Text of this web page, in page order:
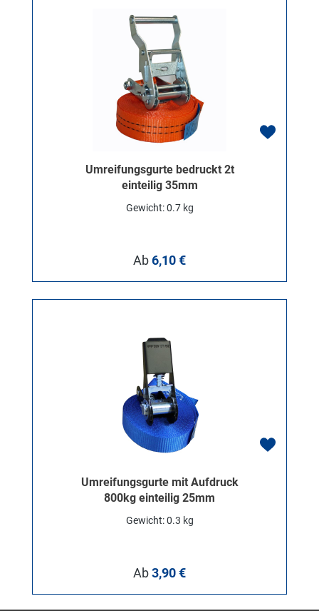
Umreifungsgurte bedruckt 2t
einteilig 35mm
Gewicht: 0.7 kg
Regulärer Preis:
Ab6,10 €
Umreifungsgurte mit Aufdruck
800kg einteilig 25mm
Gewicht: 0.3 kg
Regulärer Preis:
Ab3,90 €